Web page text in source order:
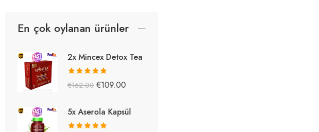
En çok oylanan ürünler
2x Mincex Detox Tea
5 üzerinden
€162.00 €109.00
5x Aserola Kapsül